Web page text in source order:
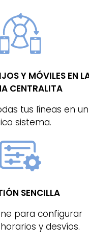
Y MÓVILES EN
CENTRALITA
tus líneas en un
sistema.
SENCILLA
para configurar
y desvíos.